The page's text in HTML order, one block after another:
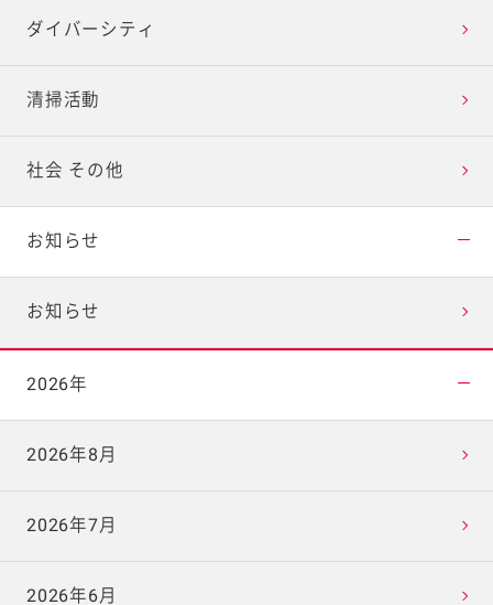
ダイバーシティ
清掃活動
社会 その他
お知らせ
お知らせ
2026年
2026年8月
2026年7月
2026年6月